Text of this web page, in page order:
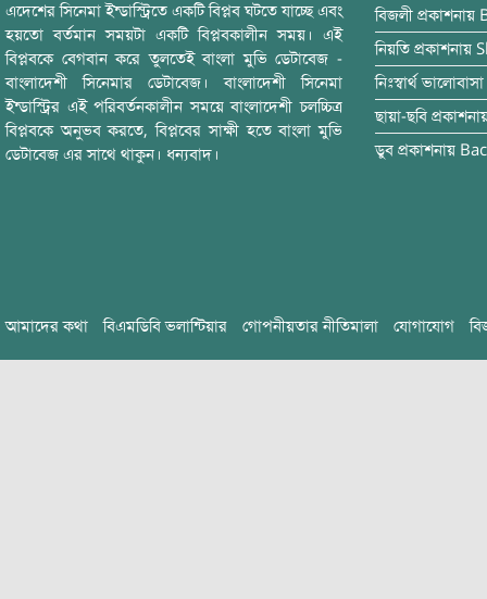
এদেশের সিনেমা ইন্ডাস্ট্রিতে একটি বিপ্লব ঘটতে যাচ্ছে এবং
হয়তো বর্তমান সময়টা একটি বিপ্লবকালীন সময়। এই
বিপ্লবকে বেগবান করে তুলতেই বাংলা মুভি ডেটাবেজ -
বাংলাদেশী সিনেমার ডেটাবেজ। বাংলাদেশী সিনেমা
ইন্ডাস্ট্রির এই পরিবর্তনকালীন সময়ে বাংলাদেশী চলচ্চিত্র
বিপ্লবকে অনুভব করতে, বিপ্লবের সাক্ষী হতে বাংলা মুভি
ডেটাবেজ এর সাথে থাকুন। ধন্যবাদ।
বিজলী প্রকাশনায়
নিয়তি প্রকাশনায়
নিঃস্বার্থ ভালোবাসা
ছায়া-ছবি
ডুব প্রকাশনায়
আমাদের কথা বিএমডিবি ভলান্টিয়ার গোপনীয়তার নীতিমালা যোগাযোগ